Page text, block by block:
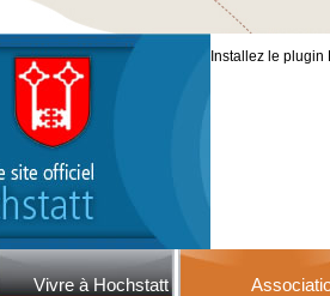
Installez le
Vivre à Hochstatt